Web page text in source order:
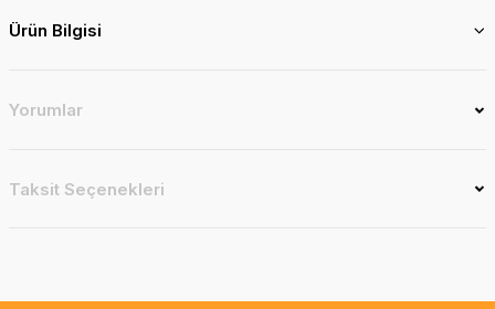
Ürün Bilgisi
Yorumlar
Taksit Seçenekleri